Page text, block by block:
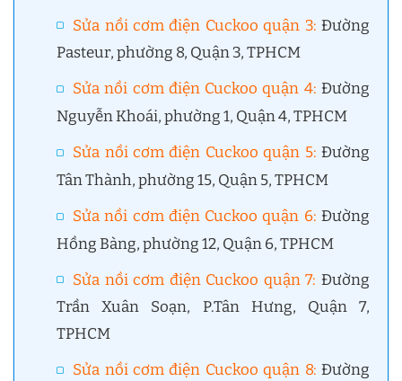
Sửa nồi cơm điện Cuckoo quận 3: Đường
Pasteur, phường 8, Quận 3, TPHCM
Sửa nồi cơm điện Cuckoo quận 4: Đường
Nguyễn Khoái, phường 1, Quận 4, TPHCM
Sửa nồi cơm điện Cuckoo quận 5: Đường
Tân Thành, phường 15, Quận 5, TPHCM
Sửa nồi cơm điện Cuckoo quận 6: Đường
Hồng Bàng, phường 12, Quận 6, TPHCM
Sửa nồi cơm điện Cuckoo quận 7: Đường
Trần Xuân Soạn, P.Tân Hưng, Quận 7,
TPHCM
Sửa nồi cơm điện Cuckoo quận 8: Đường